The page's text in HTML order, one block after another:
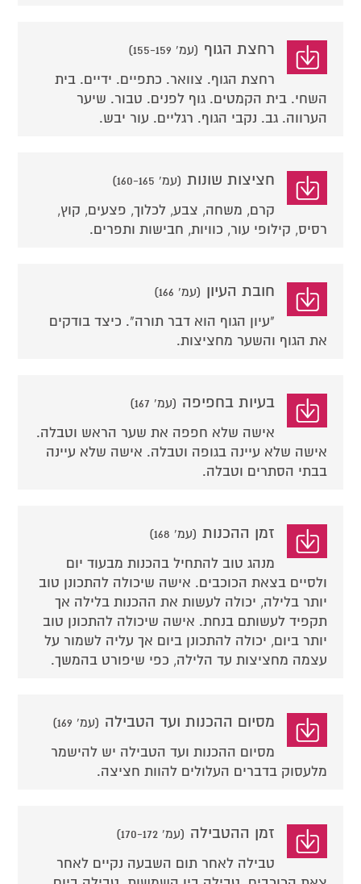
רחצת הגוף (עמ' 155-159)
רחצת הגוף. צוואר. כתפיים. ידיים. בית
השחי. בית הקמטים. גוף לפנים. טבור. שיער
הערווה. גב. נקבי הגוף. רגליים. עור יבש.
חציצות שונות (עמ' 160-165)
קרם, משחה, צבע, לכלוך, פצעים, קוץ,
רסיס, קילופי עור, כוויות, חבישות ותפרים.
חובת העיון (עמ' 166)
"עיון הגוף הוא דבר תורה". כיצד בודקים
את הגוף והשער מחציצות.
בעיות בחפיפה (עמ' 167)
אישה שלא חפפה את שער הראש וטבלה.
אישה שלא עיינה בגופה וטבלה. אישה שלא עיינה
בבתי הסתרים וטבלה.
זמן ההכנות (עמ' 168)
מנהג טוב להתחיל בהכנות מבעוד יום
ולסיים בצאת הכוכבים. אישה שיכולה להתכונן טוב
יותר בלילה, יכולה לעשות את ההכנות בלילה אך
תקפיד לעשותם בנחת. אישה שיכולה להתכונן טוב
יותר ביום, יכולה להתכונן ביום אך עליה לשמור על
עצמה מחציצות עד הלילה, כפי שיפורט בהמשך.
מסיום ההכנות ועד הטבילה (עמ' 169)
מסיום ההכנות ועד הטבילה יש להישמר
מלעסוק בדברים העלולים להוות חציצה.
זמן ההטבילה (עמ' 170-172)
טבילה לאחר תום השבעה נקיים לאחר